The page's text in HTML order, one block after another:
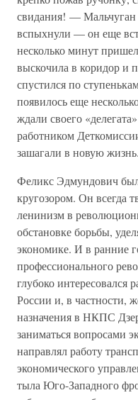
свидания! — Мальчуган
вспыхнули — он еще
несколько минут
выскочила в коридор и
спустился по
появилось еще
ждали своего
работником
зашагали в новую жизнь.
Феликс Эдмундович
кругозором. Он всегда
ленинизм в
обстановке борьбы,
экономике. И в ранние
профессионального
глубоко интересовался
России и, в частности,
назначения в НКПС
заниматься вопросами
направлял работу
экономического
тыла Юго-Западного